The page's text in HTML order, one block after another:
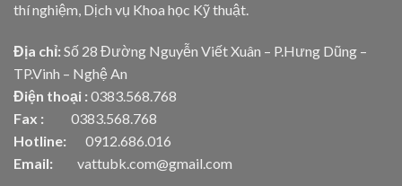
thí nghiệm, Dịch vụ Khoa học Kỹ thuật.
Địa chỉ: Số 28 Đường Nguyễn Viết Xuân – P.Hưng Dũng –
TP.Vinh – Nghệ An
Điện thoại : 0383.568.768
Fax : 0383.568.768
Hotline: 0912.686.016
Email:
vattubk.com@gmail.com